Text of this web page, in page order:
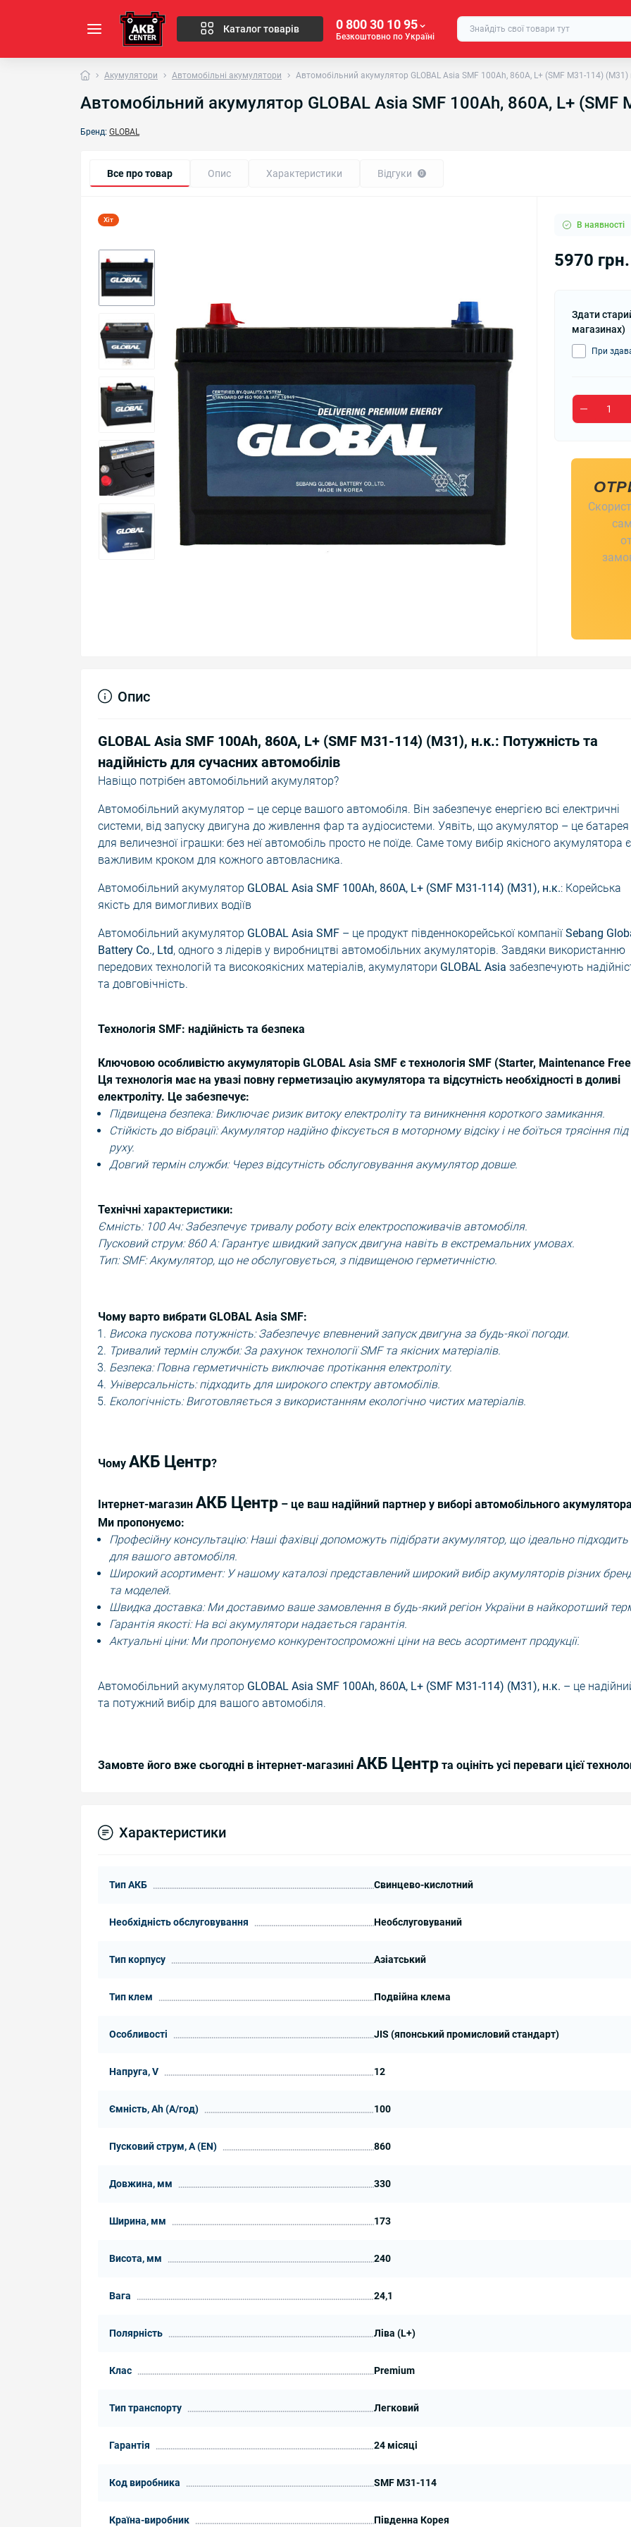
Каталог товарів 0 800 30 10 95
Безкоштовно по Україні
Акумулятори Автомобільні акумулятори Автомобільний акумулятор GLOBAL Asia SMF 100Ah, 860A, L+ (SMF M31-114)
Автомобільний акумулятор GLOBAL Asia SMF 100Ah, 860A, L+ (SMF
Бренд: GLOBAL
Все про товар Опис Характеристики Відгуки 0
Хіт
В наявності
5970 грн.
Здати
магазинах)
При
Опис
GLOBAL Asia SMF 100Ah, 860A, L+ (SMF M31-114) (M31), н.к.: Потужність та
надійність для сучасних автомобілів
Навіщо потрібен автомобільний акумулятор?
Автомобільний акумулятор – це серце вашого автомобіля. Він забезпечує енергією всі електричні
системи, від запуску двигуна до живлення фар та аудіосистеми. Уявіть, що акумулятор – це батарея
для величезної іграшки: без неї автомобіль просто не поїде. Саме тому вибір якісного акумулятора є
важливим кроком для кожного автовласника.
Автомобільний акумулятор GLOBAL Asia SMF 100Ah, 860A, L+ (SMF M31-114) (M31), н.к.: Корейська
якість для вимогливих водіїв
Автомобільний акумулятор GLOBAL Asia SMF – це продукт південнокорейської компанії Sebang
Battery Co., Ltd, одного з лідерів у виробництві автомобільних акумуляторів. Завдяки використанню
передових технологій та високоякісних матеріалів, акумулятори GLOBAL Asia забезпечують
та довговічність.
Технологія SMF: надійність та безпека
Ключовою особливістю акумуляторів GLOBAL Asia SMF є технологія SMF (Starter, Maintenance
Ця технологія має на увазі повну герметизацію акумулятора та відсутність необхідності в доливі
електроліту. Це забезпечує:
Підвищена безпека: Виключає ризик витоку електроліту та виникнення короткого замикання.
Стійкість до вібрації: Акумулятор надійно фіксується в моторному відсіку і не боїться трясіння
руху.
Довгий термін служби: Через відсутність обслуговування акумулятор довше.
Технічні характеристики:
Ємність: 100 Ач: Забезпечує тривалу роботу всіх електроспоживачів автомобіля.
Пусковий струм: 860 А: Гарантує швидкий запуск двигуна навіть в екстремальних умовах.
Тип: SMF: Акумулятор, що не обслуговується, з підвищеною герметичністю.
Чому варто вибрати GLOBAL Asia SMF:
Висока пускова потужність: Забезпечує впевнений запуск двигуна за будь-якої погоди.
Тривалий термін служби: За рахунок технології SMF та якісних матеріалів.
Безпека: Повна герметичність виключає протікання електроліту.
Універсальність: підходить для широкого спектру автомобілів.
Екологічність: Виготовляється з використанням екологічно чистих матеріалів.
Чому АКБ Центр?
Інтернет-магазин АКБ Центр – це ваш надійний партнер у виборі автомобільного
Ми пропонуємо:
Професійну консультацію: Наші фахівці допоможуть підібрати акумулятор, що ідеально підходить
для вашого автомобіля.
Широкий асортимент: У нашому каталозі представлений широкий вибір акумуляторів різних
та моделей.
Швидка доставка: Ми доставимо ваше замовлення в будь-який регіон України в найкоротший
Гарантія якості: На всі акумулятори надається гарантія.
Актуальні ціни: Ми пропонуємо конкурентоспроможні ціни на весь асортимент продукції.
Автомобільний акумулятор GLOBAL Asia SMF 100Ah, 860A, L+ (SMF M31-114) (M31), н.к. – це
та потужний вибір для вашого автомобіля.
Замовте його вже сьогодні в інтернет-магазині АКБ Центр та оцініть усі переваги цієї
Характеристики
Тип АКБ Свинцево-кислотний
Необхідність обслуговування Необслуговуваний
Тип корпусу Азіатський
Тип клем Подвійна клема
Особливості JIS (японський промисловий стандарт)
Напруга, V 12
Ємність, Ah (А/год) 100
Пусковий струм, А (EN) 860
Довжина, мм 330
Ширина, мм 173
Висота, мм 240
Вага 24,1
Полярність Ліва (L+)
Клас Premium
Тип транспорту Легковий
Гарантія 24 місяці
Код виробника SMF M31-114
Країна-виробник Південна Корея